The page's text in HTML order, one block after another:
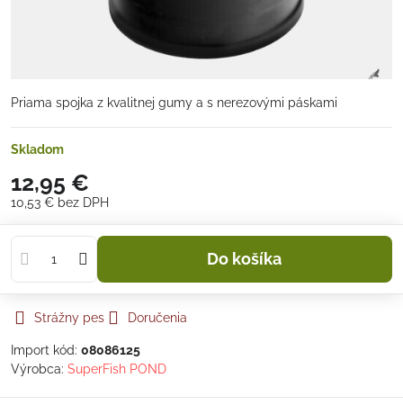
Priama spojka z kvalitnej gumy a s nerezovými páskami
Skladom
12,95 €
10,53 € bez DPH
Do košíka
Strážny pes Doručenia
Import kód: 08086125
Výrobca: SuperFish POND